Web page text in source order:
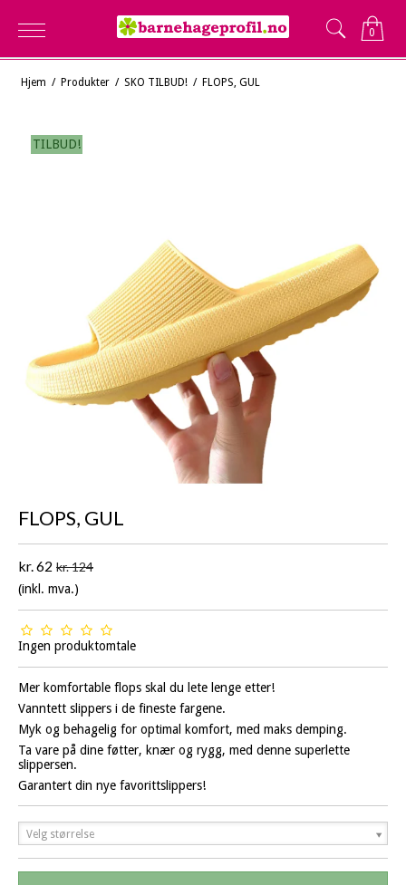
0
Hjem / Produkter / SKO TILBUD! / FLOPS, GUL
TILBUD!
FLOPS, GUL
kr. 62 kr. 124
(inkl. mva.)
Ingen produktomtale
Mer komfortable flops skal du lete lenge etter!
Vanntett slippers i de fineste fargene.
Myk og behagelig for optimal komfort, med maks demping.
Ta vare på dine føtter, knær og rygg, med denne superlette
slippersen.
Garantert din nye favorittslippers!
Velg størrelse